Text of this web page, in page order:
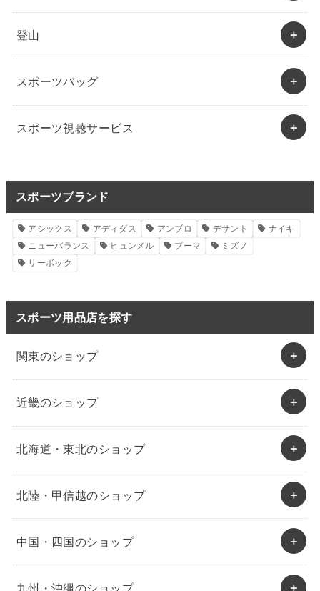
登山
スポーツバッグ
スポーツ視聴サービス
スポーツブランド
アシックス アディダス アンブロ デサント
ナイキ
ニューバランス
ヒュンメル プーマ
ミズノ
リーボック
スポーツ用品店を探す
関東のショップ
近畿のショップ
北海道・東北のショップ
北陸・甲信越のショップ
中国・四国のショップ
九州・沖縄のショップ